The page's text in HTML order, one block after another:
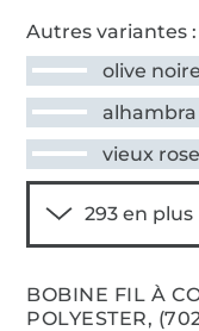
Autres variantes :
olive noire
alhambra
vieux rose
BOBINE FIL À
POLYESTER,